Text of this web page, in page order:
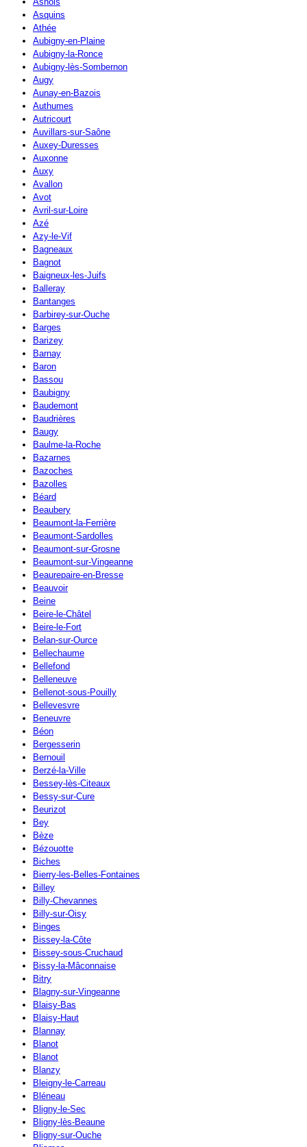
Asquins
Athée
Aubigny-en-Plaine
Aubigny-la-Ronce
Aubigny-lès-Sombernon
Augy
Aunay-en-Bazois
Authumes
Autricourt
Auvillars-sur-Saône
Auxey-Duresses
Auxonne
Auxy
Avallon
Avot
Avril-sur-Loire
Azé
Azy-le-Vif
Bagneaux
Bagnot
Baigneux-les-Juifs
Balleray
Bantanges
Barbirey-sur-Ouche
Barges
Barizey
Barnay
Baron
Bassou
Baubigny
Baudemont
Baudrières
Baugy
Baulme-la-Roche
Bazarnes
Bazoches
Bazolles
Béard
Beaubery
Beaumont-la-Ferrière
Beaumont-Sardolles
Beaumont-sur-Grosne
Beaumont-sur-Vingeanne
Beaurepaire-en-Bresse
Beauvoir
Beine
Beire-le-Châtel
Beire-le-Fort
Belan-sur-Ource
Bellechaume
Bellefond
Belleneuve
Bellenot-sous-Pouilly
Bellevesvre
Beneuvre
Béon
Bergesserin
Bernouil
Berzé-la-Ville
Bessey-lès-Citeaux
Bessy-sur-Cure
Beurizot
Bey
Bèze
Bézouotte
Biches
Bierry-les-Belles-Fontaines
Billey
Billy-Chevannes
Billy-sur-Oisy
Binges
Bissey-la-Côte
Bissey-sous-Cruchaud
Bissy-la-Mâconnaise
Bitry
Blagny-sur-Vingeanne
Blaisy-Bas
Blaisy-Haut
Blannay
Blanot
Blanot
Blanzy
Bleigny-le-Carreau
Bléneau
Bligny-le-Sec
Bligny-lès-Beaune
Bligny-sur-Ouche